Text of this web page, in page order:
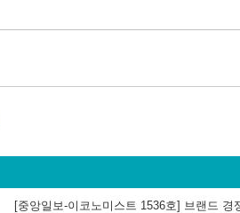
[중앙일보-이코노미스트 1536호] 브랜드